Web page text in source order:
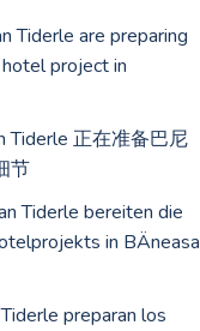
Tiderle are preparing
project in
Tiderle 正在准备巴尼
节
Tiderle bereiten die
in BÄneasa
preparan los